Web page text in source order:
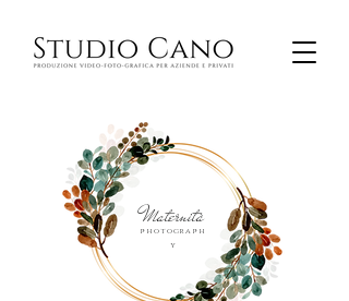
Maternità
photograph
y